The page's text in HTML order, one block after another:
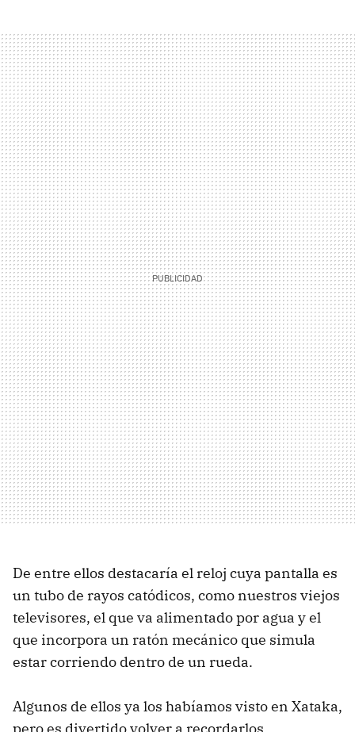
De entre ellos destacaría el reloj cuya pantalla es
un tubo de rayos catódicos, como nuestros viejos
televisores, el que va alimentado por agua y el
que incorpora un ratón mecánico que simula
estar corriendo dentro de un rueda.
Algunos de ellos ya los habíamos visto en Xataka,